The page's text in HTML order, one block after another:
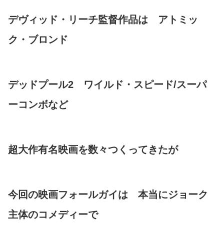
デヴィッド・リーチ監督作品は アトミッ
ク・ブロンド
デッドプール2 ワイルド・スピード/スーパ
ーコンボなど
超大作有名映画を数々つくってきたが
今回の映画フォールガイは 本当にジョーク
主体のコメディーで